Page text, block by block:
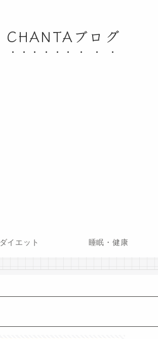
CHANTAブログ
ダイエット 睡眠・健康